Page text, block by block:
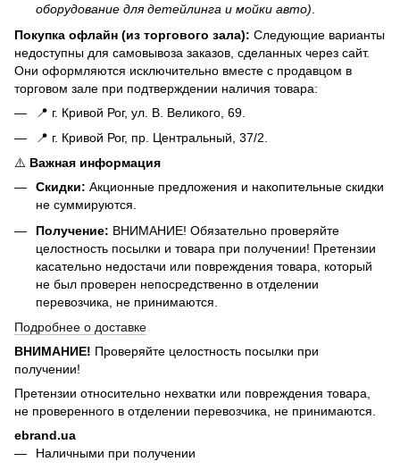
оборудование для детейлинга и мойки авто)
Покупка офлайн (из торгового зала): Следующие варианты
недоступны для самовывоза заказов, сделанных через сайт.
Они оформляются исключительно вместе с продавцом в
торговом зале при подтверждении наличия товара:
📍 г. Кривой Рог, ул. В. Великого, 69.
📍 г. Кривой Рог, пр. Центральный, 37/2.
⚠️ Важная информация
Скидки: Акционные предложения и накопительные скидки
не суммируются.
Получение: ВНИМАНИЕ! Обязательно проверяйте
целостность посылки и товара при получении! Претензии
касательно недостачи или повреждения товара, который
не был проверен непосредственно в отделении
перевозчика, не принимаются.
Подробнее о доставке
ВНИМАНИЕ! Проверяйте целостность посылки при
получении!
Претензии относительно нехватки или повреждения товара,
не проверенного в отделении перевозчика, не принимаются.
ebrand.ua
Наличными при получении